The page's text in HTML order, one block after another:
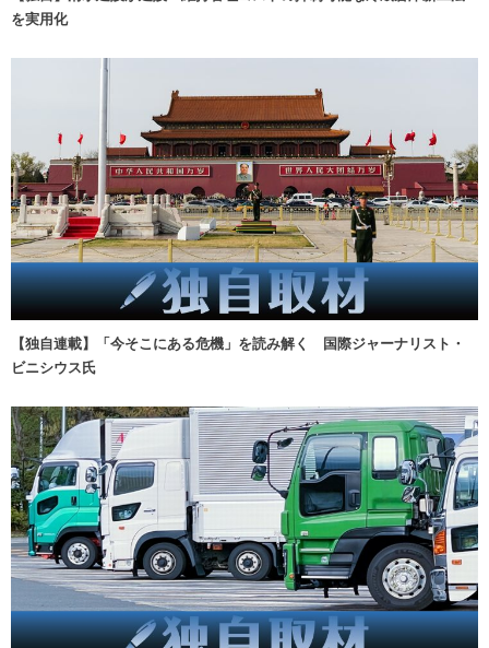
を実用化
【独自連載】「今そこにある危機」を読み解く 国際ジャーナリスト・
ビニシウス氏